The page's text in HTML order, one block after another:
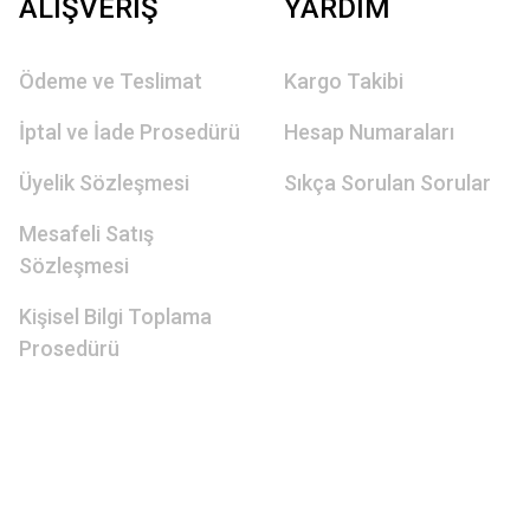
ALIŞVERİŞ
Ödeme ve Teslimat
İptal ve İade Prosedürü
Üyelik Sözleşmesi
Mesafeli Satış
Sözleşmesi
Kişisel Bilgi Toplama
Prosedürü
YARDIM
Kargo Takibi
Hesap Numaraları
Sıkça Sorulan Sorular